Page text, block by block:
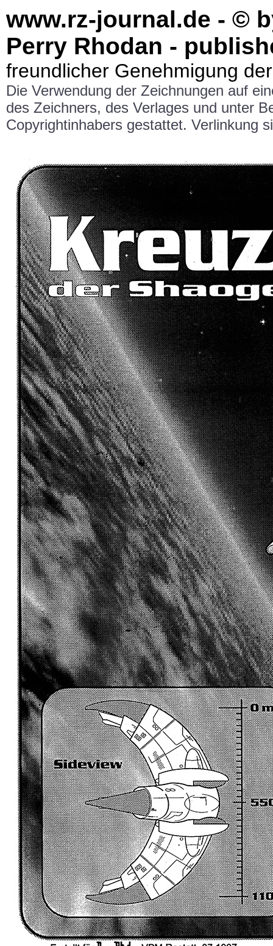
www.rz-journal.de - ©
Perry Rhodan -
freundlicher Genehmigung
Die Verwendung der Zeichnungen auf
des Zeichners, des Verlages und unter
Copyrightinhabers gestattet. Verlinkung